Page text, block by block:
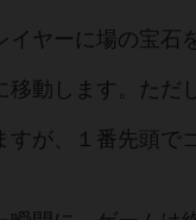
ヤーに場の宝石
動します。ただ
が、１番先頭で